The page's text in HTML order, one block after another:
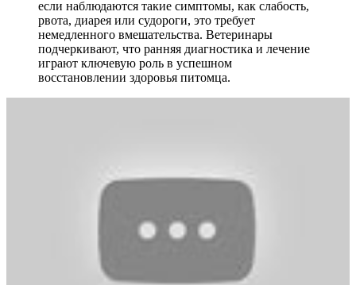
если наблюдаются такие симптомы, как слабость,
рвота, диарея или судороги, это требует
немедленного вмешательства. Ветеринары
подчеркивают, что ранняя диагностика и лечение
играют ключевую роль в успешном
восстановлении здоровья питомца.